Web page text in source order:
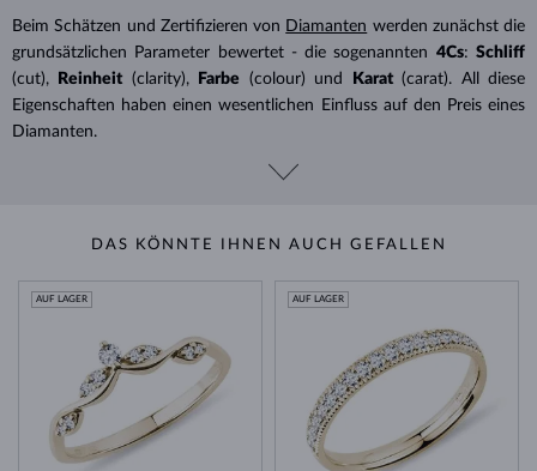
Beim Schätzen und Zertifizieren von Diamanten werden zunächst die
grundsätzlichen Parameter bewertet - die sogenannten 4Cs: Schliff
(cut),
Reinheit (clarity), Farbe (colour) und Karat (carat). All diese
Eigenschaften haben einen wesentlichen Einfluss auf den Preis eines
Diamanten.
DAS KÖNNTE IHNEN AUCH GEFALLEN
AUF LAGER AUF LAGER